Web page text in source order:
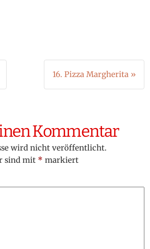
16. Pizza Margherita »
Kommentar
wird nicht veröffentlicht.
sind mit * markiert